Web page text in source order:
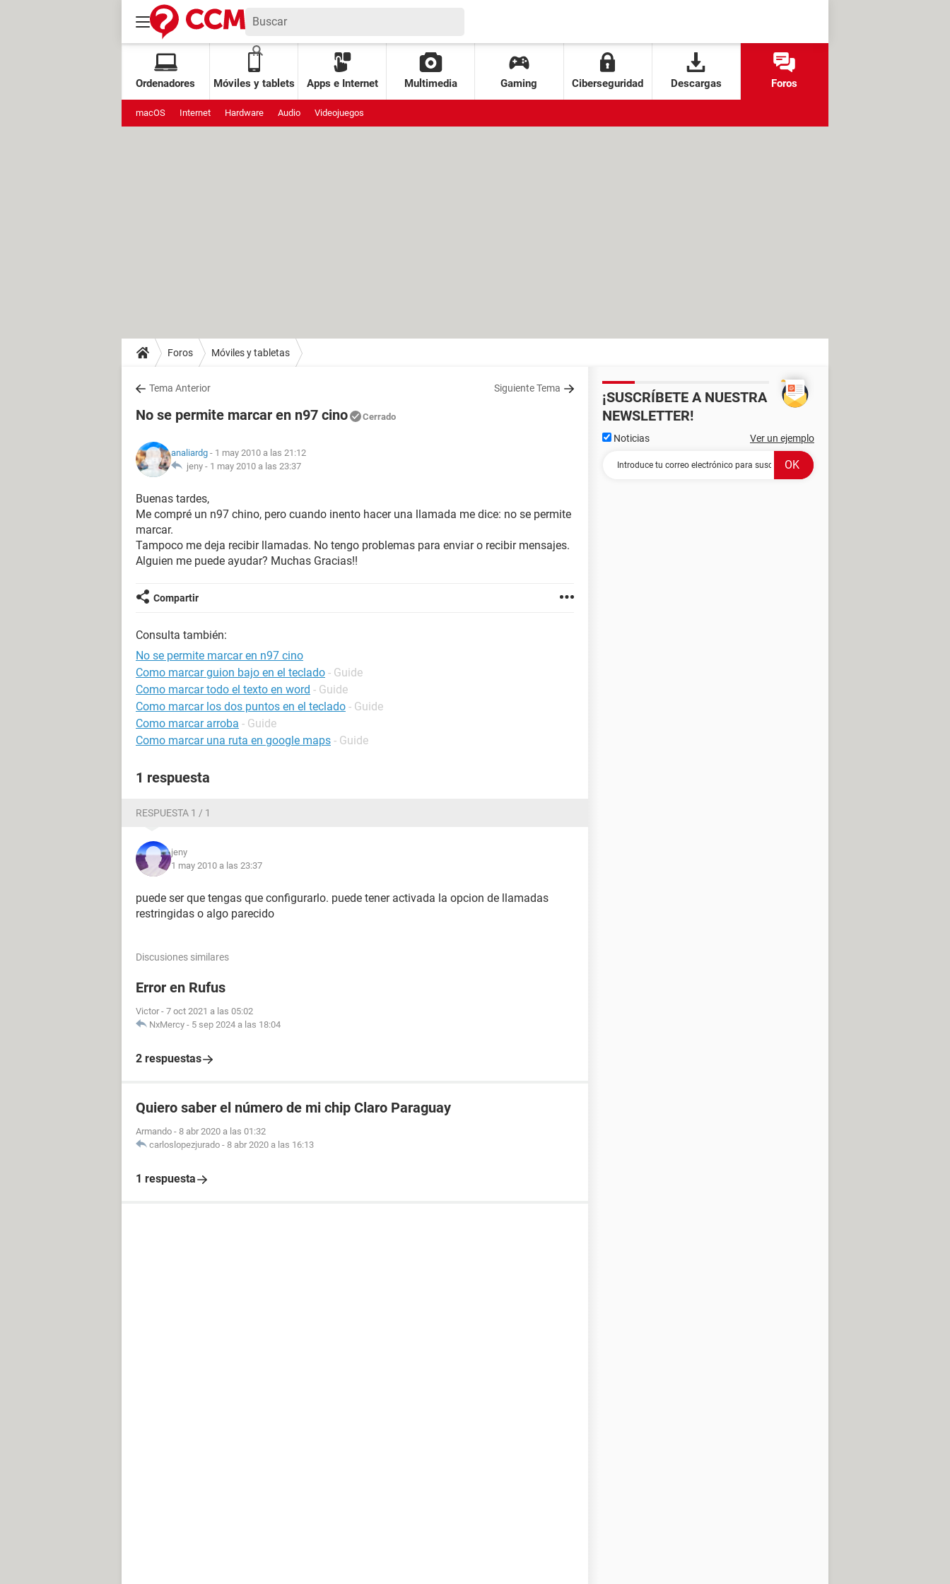
Ordenadores Móviles y tablets Apps e Internet Multimedia Gaming Ciberseguridad Descargas Foros
macOS Internet Hardware Audio Videojuegos
Foros Móviles y tabletas
Tema Anterior Siguiente Tema
No se permite marcar en n97 cino Cerrado
analiardg - 1 may 2010 a las 21:12
jeny - 1 may 2010 a las 23:37
Buenas tardes,
Me compré un n97 chino, pero cuando inento hacer una llamada me dice: no se permite
marcar.
Tampoco me deja recibir llamadas. No tengo problemas para enviar o recibir mensajes.
Alguien me puede ayudar? Muchas Gracias!!
Compartir
Consulta también:
No se permite marcar en n97 cino
Como marcar guion bajo en el teclado - Guide
Como marcar todo el texto en word - Guide
Como marcar los dos puntos en el teclado - Guide
Como marcar arroba - Guide
Como marcar una ruta en google maps - Guide
1 respuesta
RESPUESTA 1 / 1
jeny
1 may 2010 a las 23:37
puede ser que tengas que configurarlo. puede tener activada la opcion de llamadas
restringidas o algo parecido
Discusiones similares
Error en Rufus
Victor - 7 oct 2021 a las 05:02
NxMercy - 5 sep 2024 a las 18:04
2 respuestas
Quiero saber el número de mi chip Claro Paraguay
Armando - 8 abr 2020 a las 01:32
carloslopezjurado - 8 abr 2020 a las 16:13
1 respuesta
¡SUSCRÍBETE A NUESTRA
NEWSLETTER!
Noticias Ver un ejemplo